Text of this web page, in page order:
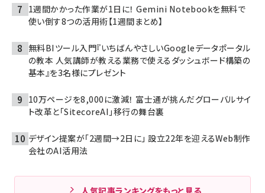
1週間かかった作業が1日に！ Gemini Notebookを無料で
使い倒す8つの活用術【1週間まとめ】
無料BIツール入門『いちばんやさしいGoogleデータポータル
の教本 人気講師が教える業務で使えるダッシュボード構築の
基本』を3名様にプレゼント
10万ページを8,000に激減！ 富士通が挑んだグローバルサイ
ト改革と「SitecoreAI」移行の舞台裏
デザイン提案が「2週間→2日に」 設立22年を迎えるWeb制作
会社のAI活用法
人気記事ランキングをもっと見る